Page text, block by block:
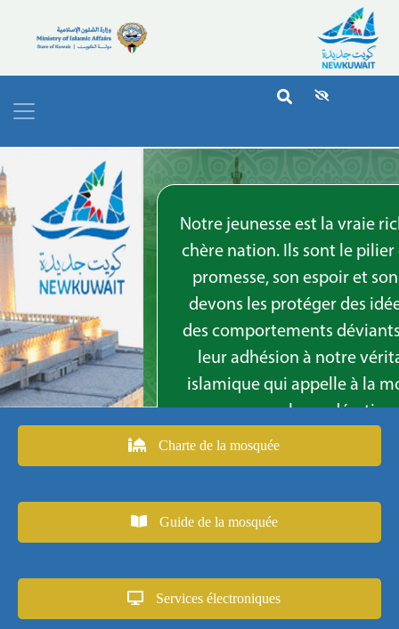
Charte de la mosquée
Guide de la mosquée
Services électroniques